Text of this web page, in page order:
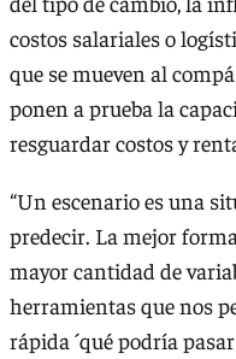
costos salariales o
que se mueven al
ponen a prueba la
resguardar costos y
“Un escenario es una
predecir. La mejor
mayor cantidad de
herramientas que nos
rápida ´qué podría pasar